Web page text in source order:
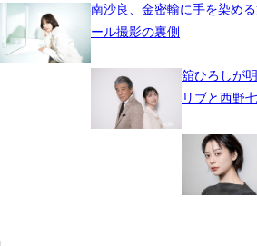
南沙良、金密輸に手を染め
ール撮影の裏側
舘ひろしが
リブと西野